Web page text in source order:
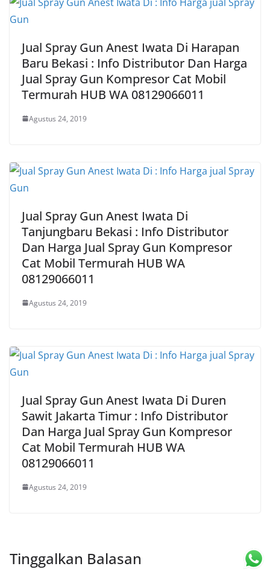
Jual Spray Gun Anest Iwata Di Harapan
Baru Bekasi : Info Distributor Dan Harga
Jual Spray Gun Kompresor Cat Mobil
Termurah HUB WA 08129066011
Agustus 24, 2019
Jual Spray Gun Anest Iwata Di
Tanjungbaru Bekasi : Info Distributor
Dan Harga Jual Spray Gun Kompresor
Cat Mobil Termurah HUB WA
08129066011
Agustus 24, 2019
Jual Spray Gun Anest Iwata Di Duren
Sawit Jakarta Timur : Info Distributor
Dan Harga Jual Spray Gun Kompresor
Cat Mobil Termurah HUB WA
08129066011
Agustus 24, 2019
Tinggalkan Balasan